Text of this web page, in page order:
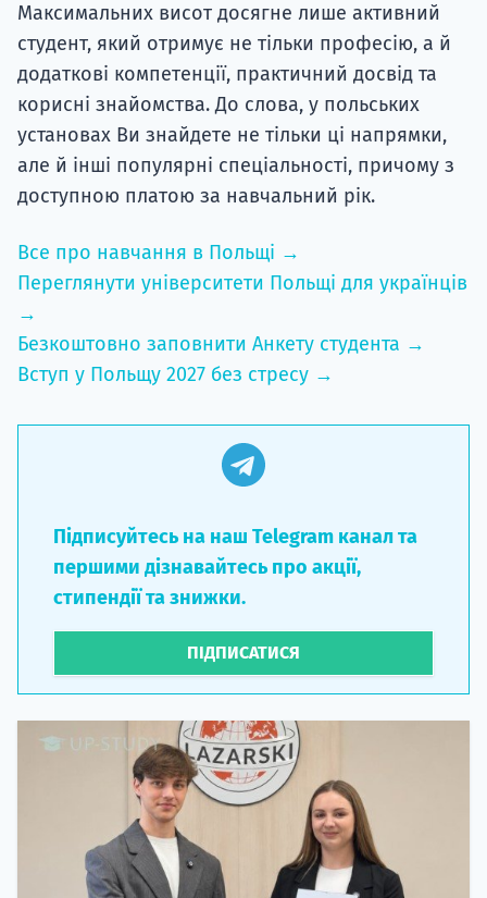
Максимальних висот досягне лише активний
студент, який отримує не тільки професію, а й
додаткові компетенції, практичний досвід та
корисні знайомства. До слова, у польських
установах Ви знайдете не тільки ці напрямки,
але й інші популярні спеціальності, причому з
доступною платою за навчальний рік.
Все про навчання в Польщі →
Переглянути університети Польщі для українців
→
Безкоштовно заповнити Анкету студента →
Вступ у Польщу 2027 без стресу →
Підписуйтесь на наш Telegram канал та
першими дізнавайтесь про акції,
стипендії та знижки.
ПІДПИСАТИСЯ